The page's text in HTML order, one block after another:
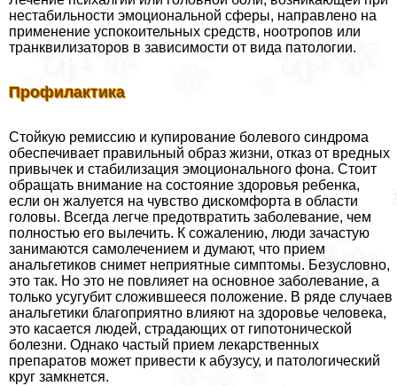
нестабильности эмоциональной сферы, направлено на
применение успокоительных средств, ноотропов или
транквилизаторов в зависимости от вида патологии.
Профилактика
Стойкую ремиссию и купирование болевого синдрома
обеспечивает правильный образ жизни, отказ от вредных
привычек и стабилизация эмоционального фона. Стоит
обращать внимание на состояние здоровья ребенка,
если он жалуется на чувство дискомфорта в области
головы. Всегда легче предотвратить заболевание, чем
полностью его вылечить. К сожалению, люди зачастую
занимаются самолечением и думают, что прием
aнaльгетиков снимет неприятные симптомы. Безусловно,
это так. Но это не повлияет на основное заболевание, а
только усугубит сложившееся положение. В ряде случаев
aнaльгетики благоприятно влияют на здоровье человека,
это касается людей, страдающих от гипотонической
болезни. Однако частый прием лекарственных
препаратов может привести к абузусу, и патологический
круг замкнется.